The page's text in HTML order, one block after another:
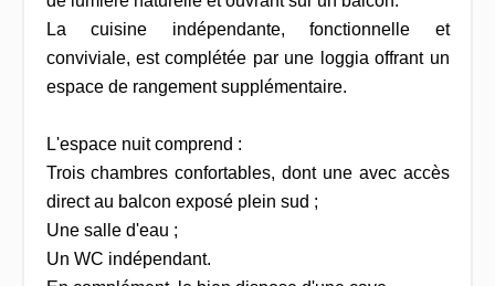
La cuisine indépendante, fonctionnelle et
conviviale, est complétée par une loggia offrant un
espace de rangement supplémentaire.
L'espace nuit comprend :
Trois chambres confortables, dont une avec accès
direct au balcon exposé plein sud ;
Une salle d'eau ;
Un WC indépendant.